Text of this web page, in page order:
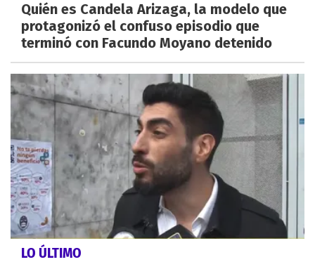
Quién es Candela Arizaga, la modelo que
protagonizó el confuso episodio que
terminó con Facundo Moyano detenido
LO ÚLTIMO